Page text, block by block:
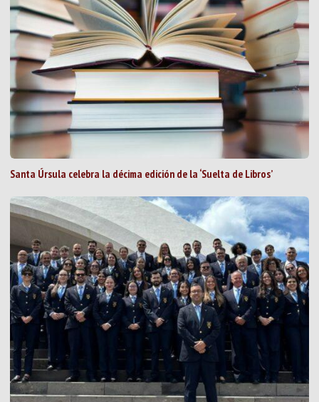
Santa Úrsula celebra la décima edición de la ‘Suelta de Libros’